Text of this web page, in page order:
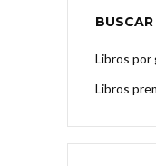
BUSCAR
Libros por
Libros